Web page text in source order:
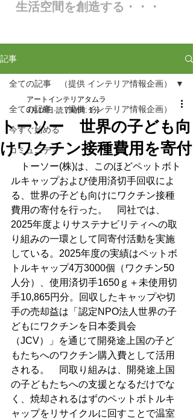
生活空間を創造する・・・
記事
全ての記事 （提供 インテリア情報企画）
今すぐ始める
コミュニティ
全ての記事 （提供 インテリア情報企画）
トーソー 世界の子ども向
けワクチン接種費用を寄付
アートインテリアタムラ
3月18日 読了時間: 1分
トーソー(株)は、このほどペットボト
ルキャップおよび使用済切手回収によ
る、世界の子ども向けにワクチン接種
費用の寄付を行った。　同社では、
2025年度よりサステナビリティへの取
り組みの一環として同寄付活動を実施
している。2025年度の実績はペットボ
トルキャップ4万3000個（ワクチン50
人分）、使用済切手1650ｇ＋未使用切
手10,865円分。回収したキャップや切
手の売却益は「認定NPO法人世界の子
どもにワクチンを日本委員会
（JCV）」を通じて開発途上国の子ど
もたちへのワクチン購入費として活用
される。　同取り組みは、開発途上国
の子どもたちへの支援となるだけでな
く、焼却されるはずのペットボトルキ
ャップをリサイクルに回すことで温室